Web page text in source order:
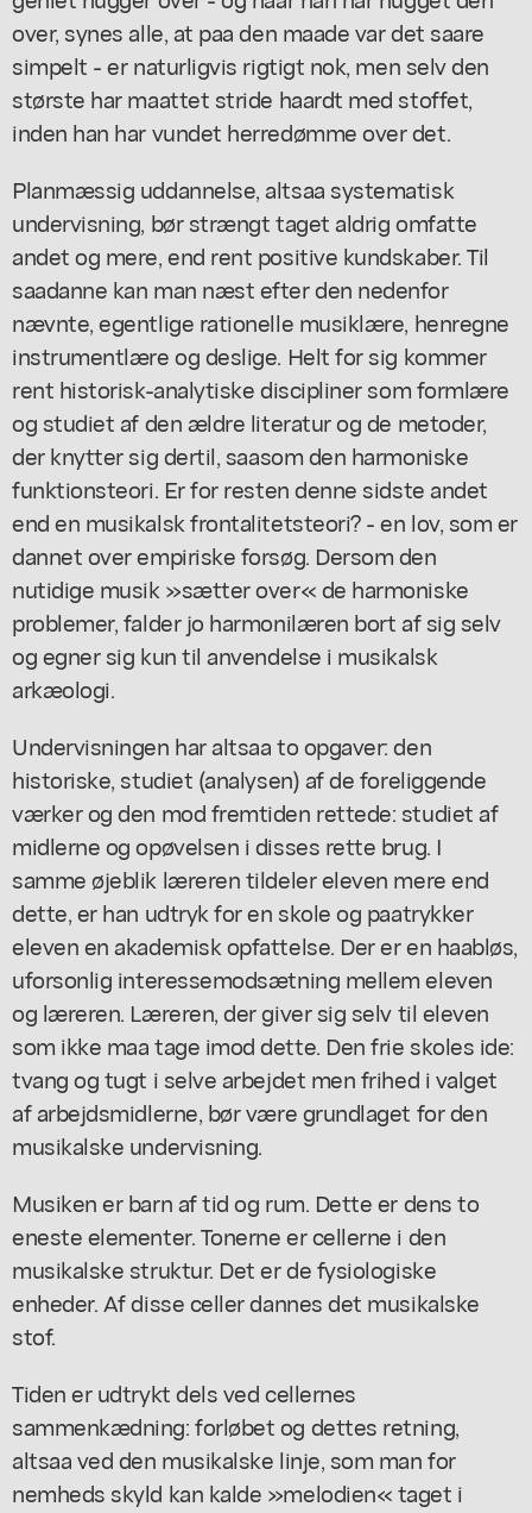
over, synes alle, at paa den maade var det saare
simpelt - er naturligvis rigtigt nok, men selv den
største har maattet stride haardt med stoffet,
inden han har vundet herredømme over det.
Planmæssig uddannelse, altsaa systematisk
undervisning, bør strængt taget aldrig omfatte
andet og mere, end rent positive kundskaber. Til
saadanne kan man næst efter den nedenfor
nævnte, egentlige rationelle musiklære, henregne
instrumentlære og deslige. Helt for sig kommer
rent historisk-analytiske discipliner som formlære
og studiet af den ældre literatur og de metoder,
der knytter sig dertil, saasom den harmoniske
funktionsteori. Er for resten denne sidste andet
end en musikalsk frontalitetsteori? - en lov, som er
dannet over empiriske forsøg. Dersom den
nutidige musik »sætter over« de harmoniske
problemer, falder jo harmonilæren bort af sig selv
og egner sig kun til anvendelse i musikalsk
arkæologi.
Undervisningen har altsaa to opgaver: den
historiske, studiet (analysen) af de foreliggende
værker og den mod fremtiden rettede: studiet af
midlerne og opøvelsen i disses rette brug. I
samme øjeblik læreren tildeler eleven mere end
dette, er han udtryk for en skole og paatrykker
eleven en akademisk opfattelse. Der er en haabløs,
uforsonlig interessemodsætning mellem eleven
og læreren. Læreren, der giver sig selv til eleven
som ikke maa tage imod dette. Den frie skoles ide:
tvang og tugt i selve arbejdet men frihed i valget
af arbejdsmidlerne, bør være grundlaget for den
musikalske undervisning.
Musiken er barn af tid og rum. Dette er dens to
eneste elementer. Tonerne er cellerne i den
musikalske struktur. Det er de fysiologiske
enheder. Af disse celler dannes det musikalske
stof.
Tiden er udtrykt dels ved cellernes
sammenkædning: forløbet og dettes retning,
altsaa ved den musikalske linje, som man for
nemheds skyld kan kalde »melodien« taget i